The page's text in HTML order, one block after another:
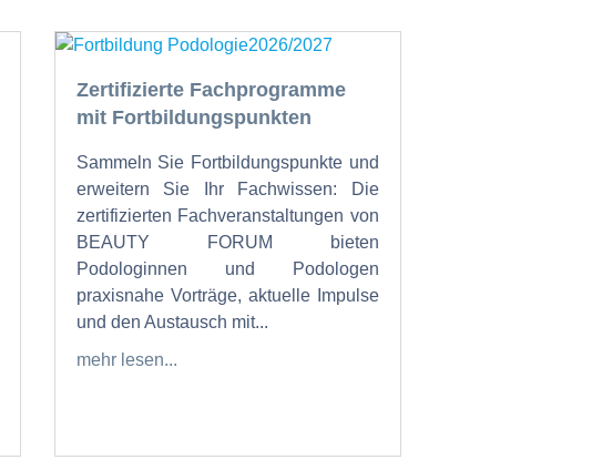
Zertifizierte Fachprogramme
mit Fortbildungspunkten
Sammeln Sie Fortbildungspunkte und
erweitern Sie Ihr Fachwissen: Die
zertifizierten Fachveranstaltungen von
BEAUTY FORUM bieten
Podologinnen und Podologen
praxisnahe Vorträge, aktuelle Impulse
und den Austausch mit...
mehr lesen...